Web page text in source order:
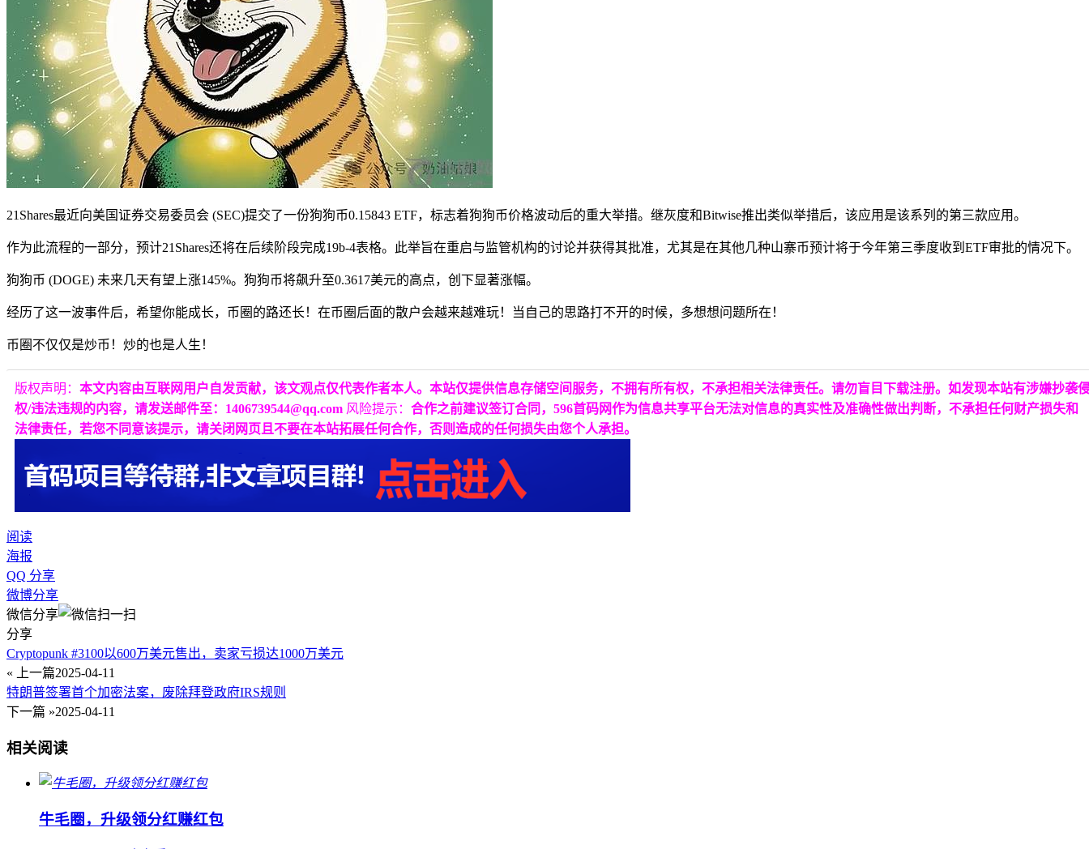
21Shares最近向美国证券交易委员会 (SEC)提交了一份狗狗币0.15843 ETF，标志着狗狗币价格波动后的重大举措。继灰度和Bitwise推出类似举措后，该应用是该系列的第三款应用。
作为此流程的一部分，预计21Shares还将在后续阶段完成19b-4表格。此举旨在重启与监管机构的讨论并获得其批准，尤其是在其他几种山寨币预计将于今年第三季度收到ETF审批的情况下。
狗狗币 (DOGE) 未来几天有望上涨145%。狗狗币将飙升至0.3617美元的高点，创下显著涨幅。
经历了这一波事件后，希望你能成长，币圈的路还长！在币圈后面的散户会越来越难玩！当自己的思路打不开的时候，多想想问题所在！
币圈不仅仅是炒币！炒的也是人生！
版权声明： 本文内容由互联网用户自发贡献，该文观点仅代表作者本人。本站仅提供信息存储空间服务，不拥有所有权，不承担相关法律责任。请勿盲目下载注册。如发现本站有涉嫌抄袭
权/违法违规的内容，请发送邮件至：1406739544@qq.com 风险提示： 合作之前建议签订合同，596首码网作为信息共享平台无法对信息的真实性及准确性做出判断，不承担任何财产损失和
法律责任，若您不同意该提示，请关闭网页且不要在本站拓展任何合作，否则造成的任何损失由您个人承担。
阅读
海报
QQ 分享
微博分享
微信分享
分享
Cryptopunk #3100以600万美元售出，卖家亏损达1000万美元
« 上一篇2025-04-11
特朗普签署首个加密法案，废除拜登政府IRS规则
下一篇 »2025-04-11
相关阅读
牛毛圈，升级领分红赚红包